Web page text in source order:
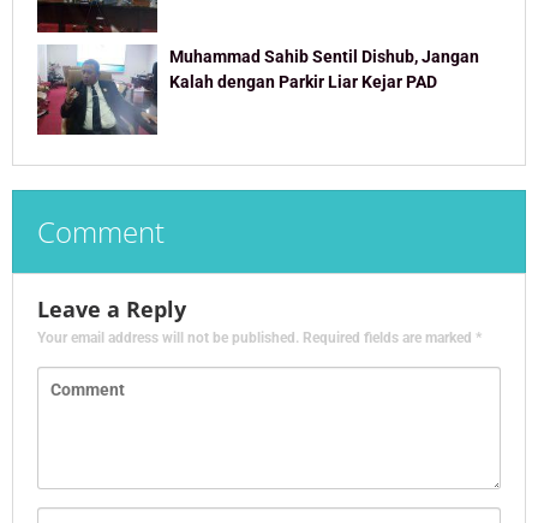
Muhammad Sahib Sentil Dishub, Jangan
Kalah dengan Parkir Liar Kejar PAD
Comment
Leave a Reply
Your email address will not be published. Required fields are marked *